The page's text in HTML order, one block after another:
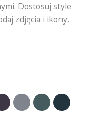
Dostosuj style
zdjęcia i ikony,